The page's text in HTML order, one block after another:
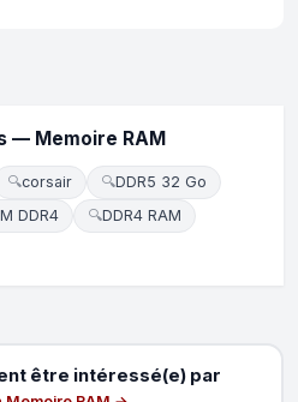
— Memoire RAM
🔍corsair 🔍DDR5 32 Go
DDR4 🔍DDR4 RAM
être intéressé(e) par